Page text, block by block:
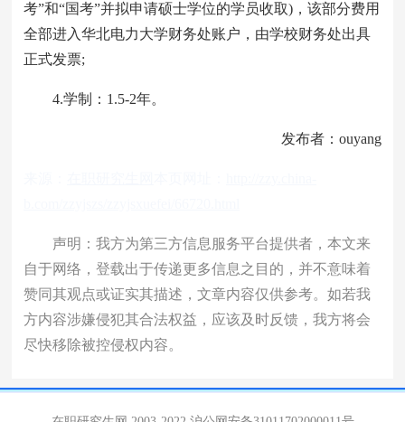
考”和“国考”并拟申请硕士学位的学员收取)，该部分费用
全部进入华北电力大学财务处账户，由学校财务处出具
正式发票;
4.学制：1.5-2年。
发布者：ouyang
声明：我方为第三方信息服务平台提供者，本文来
自于网络，登载出于传递更多信息之目的，并不意味着
赞同其观点或证实其描述，文章内容仅供参考。如若我
方内容涉嫌侵犯其合法权益，应该及时反馈，我方将会
尽快移除被控侵权内容。